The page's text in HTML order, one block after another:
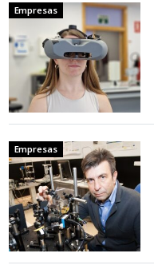
Empresas
Empresas